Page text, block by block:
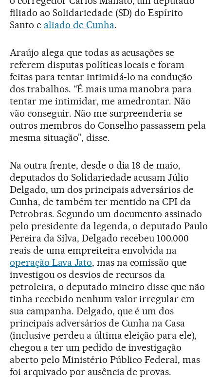
filiado ao Solidariedade (SD) do Espírito
Santo e aliado de Cunha.
Araújo alega que todas as acusações se
referem disputas políticas locais e foram
feitas para tentar intimidá-lo na condução
dos trabalhos. “É mais uma manobra para
tentar me intimidar, me amedrontar. Não
vão conseguir. Não me surpreenderia se
outros membros do Conselho passassem pela
mesma situação”, disse.
Na outra frente, desde o dia 18 de maio,
deputados do Solidariedade acusam Júlio
Delgado, um dos principais adversários de
Cunha, de também ter mentido na CPI da
Petrobras. Segundo um documento assinado
pelo presidente da legenda, o deputado Paulo
Pereira da Silva, Delgado recebeu 100.000
reais de uma empreiteira envolvida na
operação Lava Jato, mas na comissão que
investigou os desvios de recursos da
petroleira, o deputado mineiro disse que não
tinha recebido nenhum valor irregular em
sua campanha. Delgado, que é um dos
principais adversários de Cunha na Casa
(inclusive perdeu a última eleição para ele),
chegou a ter um pedido de investigação
aberto pelo Ministério Público Federal, mas
foi arquivado por ausência de provas.